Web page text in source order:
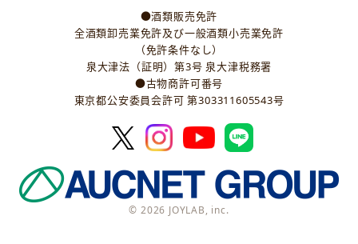
●酒類販売免許
全酒類卸売業免許及び一般酒類小売業免許
（免許条件なし）
泉大津法（証明）第3号 泉大津税務署
●古物商許可番号
東京都公安委員会許可 第303311605543号
© 2026 JOYLAB, inc.